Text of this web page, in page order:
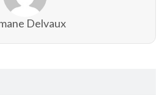
Delvaux